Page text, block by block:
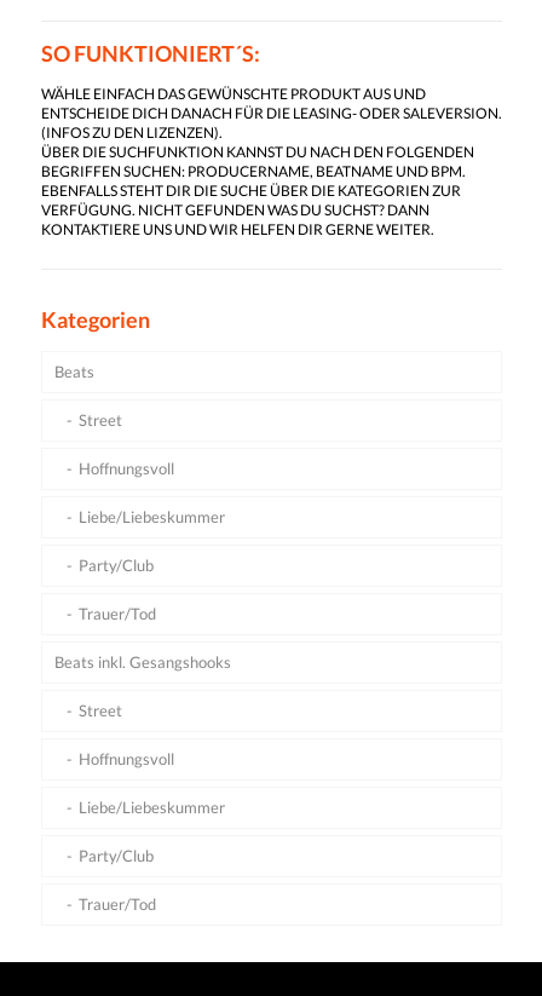
SO FUNKTIONIERT´S:
WÄHLE EINFACH DAS GEWÜNSCHTE PRODUKT AUS UND
ENTSCHEIDE DICH DANACH FÜR DIE LEASING- ODER SALEVERSION.
(INFOS ZU DEN LIZENZEN).
ÜBER DIE SUCHFUNKTION KANNST DU NACH DEN FOLGENDEN
BEGRIFFEN SUCHEN: PRODUCERNAME, BEATNAME UND BPM.
EBENFALLS STEHT DIR DIE SUCHE ÜBER DIE KATEGORIEN ZUR
VERFÜGUNG. NICHT GEFUNDEN WAS DU SUCHST? DANN
KONTAKTIERE UNS UND WIR HELFEN DIR GERNE WEITER.
Kategorien
Beats
Street
Hoffnungsvoll
Liebe/Liebeskummer
Party/Club
Trauer/Tod
Beats inkl. Gesangshooks
Street
Hoffnungsvoll
Liebe/Liebeskummer
Party/Club
Trauer/Tod